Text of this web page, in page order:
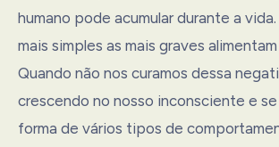
humano pode acumular durante a
mais simples as mais graves
Quando não nos curamos dessa
crescendo no nosso inconsciente e
forma de vários tipos de